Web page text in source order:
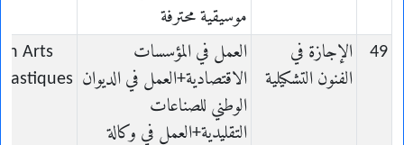
موسيقية محترفة
49
الإجازة في
الفنون التشكيلية
العمل في المؤسسات
الاقتصادية+العمل في الديوان
الوطني للصناعات
التقليدية+العمل في وكالة
Arts